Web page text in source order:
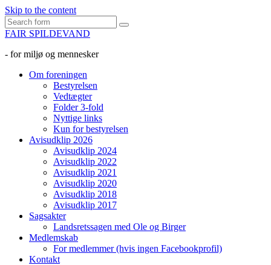
Skip to the content
Search
FAIR SPILDEVAND
- for miljø og mennesker
Om foreningen
Bestyrelsen
Vedtægter
Folder 3-fold
Nyttige links
Kun for bestyrelsen
Avisudklip 2026
Avisudklip 2024
Avisudklip 2022
Avisudklip 2021
Avisudklip 2020
Avisudklip 2018
Avisudklip 2017
Sagsakter
Landsretssagen med Ole og Birger
Medlemskab
For medlemmer (hvis ingen Facebookprofil)
Kontakt